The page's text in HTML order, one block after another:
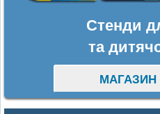
Стенди
та
МАГАЗИН